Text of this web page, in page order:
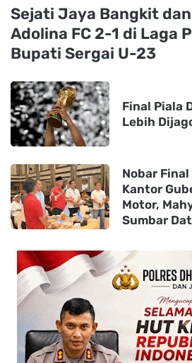
Sejati Jaya Bangkit
Adolina FC 2-1 di Laga
Bupati Sergai U-23
Final Piala
Lebih
Nobar
Kantor
Motor,
Sumbar